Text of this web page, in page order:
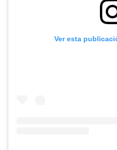
Ver esta